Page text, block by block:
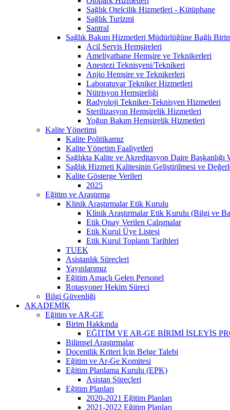
Sağlık Otelcilik Hizmetleri - Kütüphane
Sağlık Turizmi
Santral
Sağlık Bakım Hizmetleri Müdürlüğüne Bağlı
Acil Servis Hemşireleri
Ameliyathane Hemşire ve Teknikerleri
Anestezi Teknisyeni/Teknikeri
Anjio Hemşire ve Teknikerleri
Laboratuvar Tekniker Hizmetleri
Nütrisyon Hemşireliği
Radyoloji Tekniker-Teknisyen Hizmetleri
Sterilizasyon Hemşirelik Hizmetleri
Yoğun Bakım Hemşirelik Hizmetleri
Kalite Yönetimi
Kalite Politikamız
Kalite Yönetim Faaliyetleri
Sağlıkta Kalite ve Akreditasyon Daire Başkanlığı
Sağlık Hizmeti Kalitesinin Geliştirilmesi ve
Kalite Gösterge Verileri
2025
Eğitim ve Araştırma
Klinik Araştırmalar Etik Kurulu
Klinik Araştırmalar Etik Kurulu (Bilgi ve
Etik Onay Verilen Çalışmalar
Etik Kurul Üye Listesi
Etik Kurul Toplantı Tarihleri
TUEK
Asistanlık Süreçleri
Yayınlarımız
Eğitim Amaçlı Gelen Personel
Rotasyoner Hekim Süreci
Bilgi Güvenliği
AKADEMİK
Eğitim ve AR-GE
Birim Hakkında
EĞİTİM VE AR-GE BİRİMİ İŞLEYİŞ
Bilimsel Araştırmalar
Doçentlik Kriteri İçin Belge Talebi
Eğitim ve Ar-Ge Komitesi
Eğitim Planlama Kurulu (EPK)
Asistan Süreçleri
Eğitim Planları
2020-2021 Eğitim Planları
2021-2022 Eğitim Planları